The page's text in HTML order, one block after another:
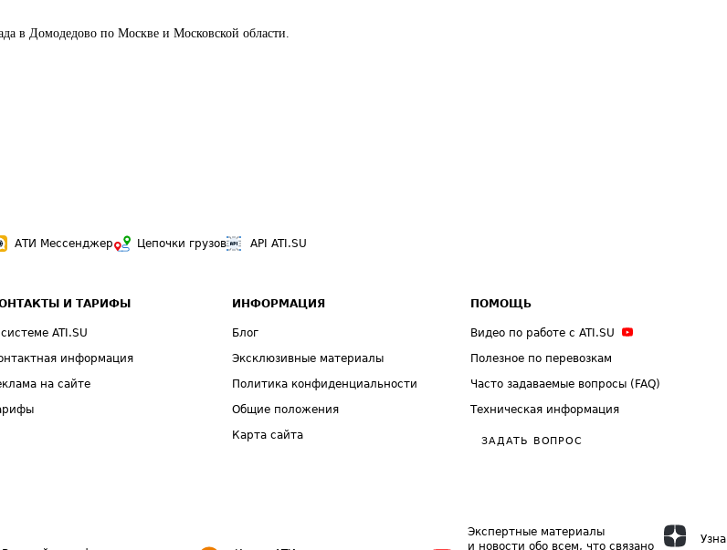
в Домодедово по Москве и Московской области.
АТИ Мессенджер Цепочки грузов API ATI.SU
И ТАРИФЫ
ATI.SU
информация
на сайте
ИНФОРМАЦИЯ
Блог
Эксклюзивные материалы
Политика конфиденциальности
Общие положения
Карта сайта
ПОМОЩЬ
Видео по работе с ATI.SU
Полезное по перевозкам
Часто задаваемые вопросы (FAQ)
Техническая информация
ЗАДАТЬ ВОПРОС
Экспертные материалы
и новости обо всем, что связано